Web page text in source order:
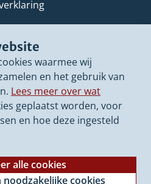
waarmee wij
en het gebruik van
Lees meer over wat
geplaatst worden, voor
en hoe deze ingesteld
alle cookies
noodzakelijke cookies
(Verwijst
andere
website)